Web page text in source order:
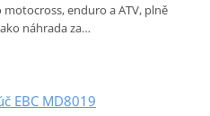
enduro a ATV, plně
náhrada za…
EBC MD8019